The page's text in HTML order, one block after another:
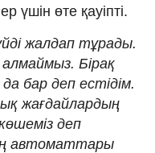
үшін өте қауіпті.
жалдап тұрады.
алмаймыз. Бірақ
бар деп естідім.
жағдайлардың
деп
автоматтары